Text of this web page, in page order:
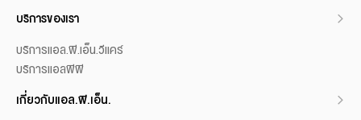
บริการของเรา
บริการแอล.พี.เอ็น.วีแคร์
บริการแอลพีพี
เกี่ยวกับแอล.พี.เอ็น.